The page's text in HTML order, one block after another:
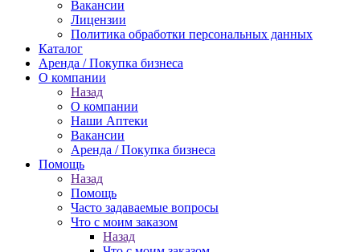
Вакансии
Лицензии
Политика обработки персональных данных
Каталог
Аренда / Покупка бизнеса
О компании
Назад
О компании
Наши Аптеки
Вакансии
Аренда / Покупка бизнеса
Помощь
Назад
Помощь
Часто задаваемые вопросы
Что с моим заказом
Назад